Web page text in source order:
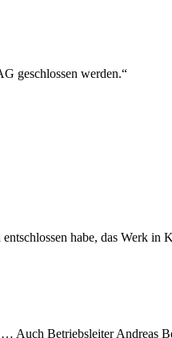
geschlossen werden.“
habe, das Werk in
Auch Betriebsleiter Andreas